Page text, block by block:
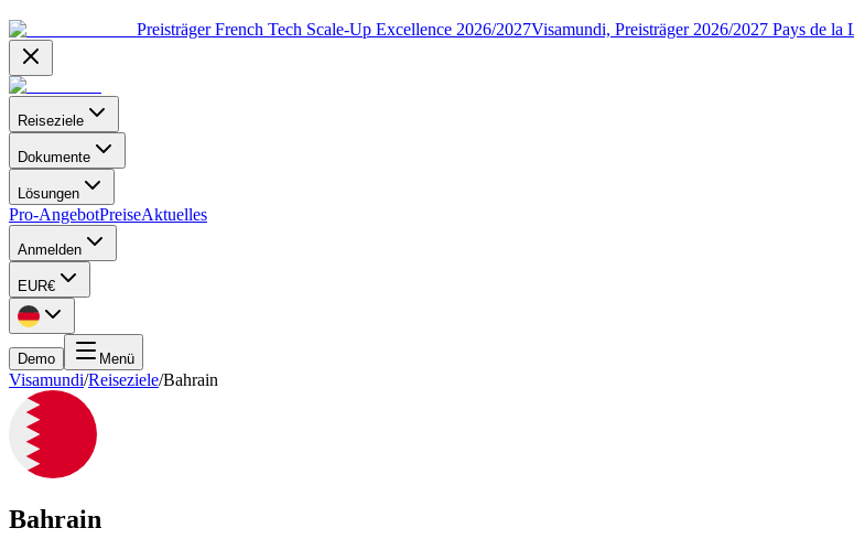
Preisträger French Tech Scale-Up Excellence 2026/2027Visamundi, Preisträger 2026/2027 Pays de
Reiseziele
Dokumente
Lösungen
Pro-AngebotPreiseAktuelles
Anmelden
EUR€
Demo Menü
Visamundi/Reiseziele/Bahrain
Bahrain